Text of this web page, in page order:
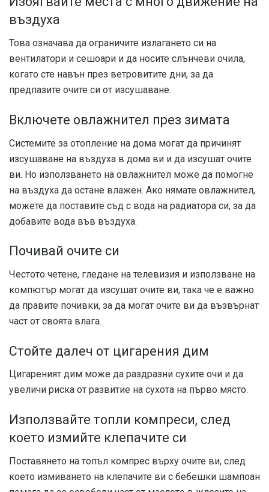
въздуха
Това означава да ограничите излагането си на
вентилатори и сешоари и да носите слънчеви очила,
когато сте навън през ветровитите дни, за да
предпазите очите си от изсушаване.
Включете овлажнител през зимата
Системите за отопление на дома могат да причинят
изсушаване на въздуха в дома ви и да изсушат очите
ви. Но използването на овлажнител може да помогне
на въздуха да остане влажен. Ако нямате овлажнител,
можете да поставите съд с вода на радиатора си, за да
добавите вода във въздуха.
Почивай очите си
Честото четене, гледане на телевизия и използване на
компютър могат да изсушат очите ви, така че е важно
да правите почивки, за да могат очите ви да възвърнат
част от своята влага.
Стойте далеч от цигарения дим
Цигареният дим може да раздразни сухите очи и да
увеличи риска от развитие на сухота на първо място.
Използвайте топли компреси, след
което измийте клепачите си
Поставянето на топъл компрес върху очите ви, след
което измиването на клепачите ви с бебешки шампоан